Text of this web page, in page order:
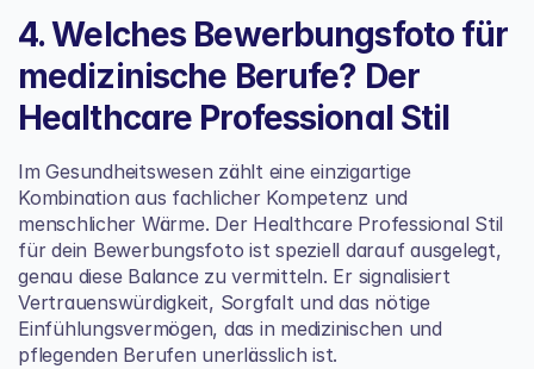
4. Welches Bewerbungsfoto für
medizinische Berufe? Der
Healthcare Professional Stil
Im Gesundheitswesen zählt eine einzigartige
Kombination aus fachlicher Kompetenz und
menschlicher Wärme. Der Healthcare Professional Stil
für dein Bewerbungsfoto ist speziell darauf ausgelegt,
genau diese Balance zu vermitteln. Er signalisiert
Vertrauenswürdigkeit, Sorgfalt und das nötige
Einfühlungsvermögen, das in medizinischen und
pflegenden Berufen unerlässlich ist.